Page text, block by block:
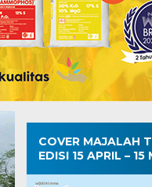
COVER MAJALAH
EDISI 15 APRIL – 15